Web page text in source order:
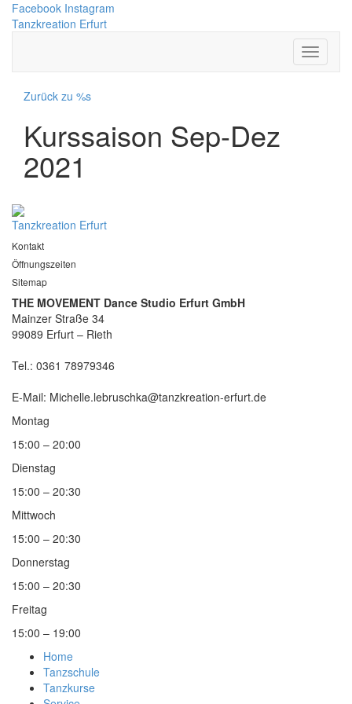
Facebook Instagram
Tanzkreation Erfurt
Zurück zu %s
Kurssaison Sep-Dez
2021
Tanzkreation Erfurt
Kontakt
Öffnungszeiten
Sitemap
THE MOVEMENT Dance Studio Erfurt GmbH
Mainzer Straße 34
99089 Erfurt – Rieth
Tel.: 0361 78979346
E-Mail: Michelle.lebruschka@tanzkreation-erfurt.de
Montag
15:00 – 20:00
Dienstag
15:00 – 20:30
Mittwoch
15:00 – 20:30
Donnerstag
15:00 – 20:30
Freitag
15:00 – 19:00
Home
Tanzschule
Tanzkurse